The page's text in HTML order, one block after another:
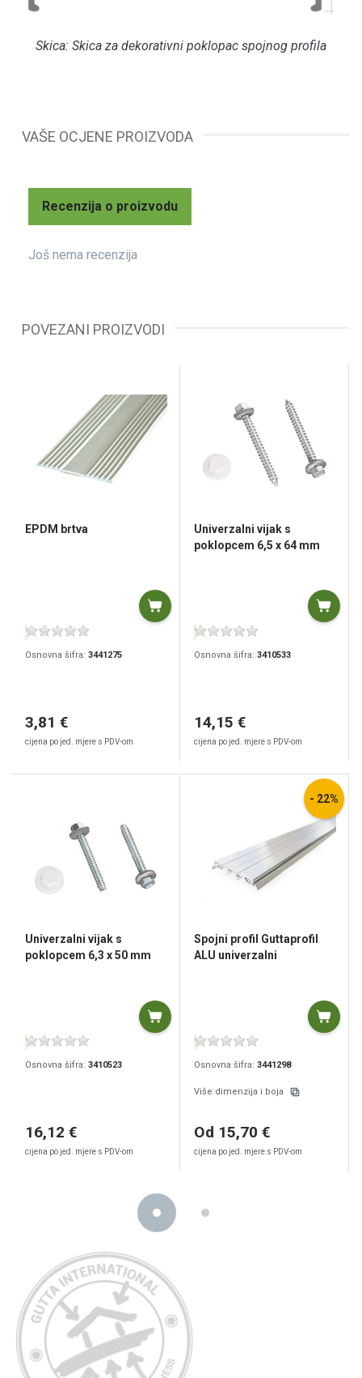
Skica: Skica za dekorativni poklopac spojnog profila
VAŠE OCJENE PROIZVODA
Recenzija o proizvodu
Još nema recenzija
POVEZANI PROIZVODI
EPDM brtva
Osnovna šifra: 3441275
3,81 €
cijena po jed. mjere s PDV-om
Univerzalni vijak s
poklopcem 6,3 x 50 mm
Osnovna šifra: 3410523
16,12 €
cijena po jed. mjere s PDV-om
Univerzalni vijak s
poklopcem 6,5 x 64 mm
Osnovna šifra: 3410533
14,15 €
cijena po jed. mjere s PDV-om
- 22%
Spojni profil Guttaprofil
ALU univerzalni
Osnovna šifra: 3441298
Više dimenzija i boja
Od 15,70 €
cijena po jed. mjere s PDV-om